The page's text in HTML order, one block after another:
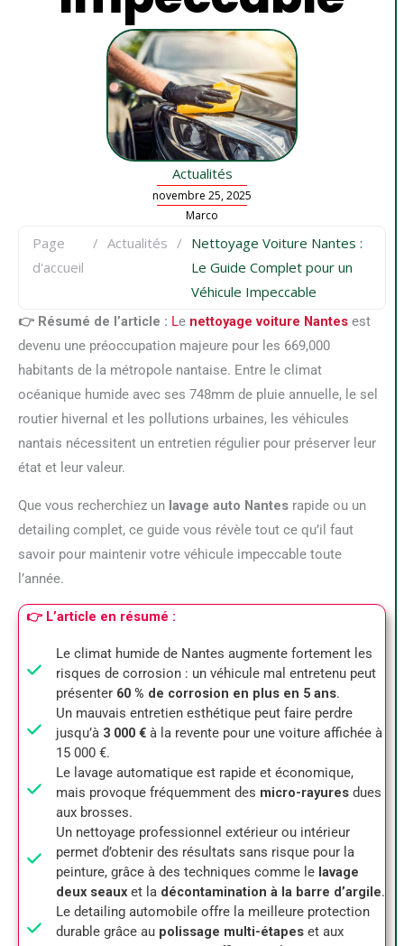
Actualités
novembre 25, 2025
Marco
Page
d'accueil
/ Actualités / Nettoyage Voiture Nantes :
Le Guide Complet pour un
Véhicule Impeccable
👉 Résumé de l’article : Le nettoyage voiture Nantes est
devenu une préoccupation majeure pour les 669,000
habitants de la métropole nantaise. Entre le climat
océanique humide avec ses 748mm de pluie annuelle, le sel
routier hivernal et les pollutions urbaines, les véhicules
nantais nécessitent un entretien régulier pour préserver leur
état et leur valeur.
Que vous recherchiez un lavage auto Nantes rapide ou un
detailing complet, ce guide vous révèle tout ce qu’il faut
savoir pour maintenir votre véhicule impeccable toute
l’année.
👉 L’article en résumé :
Le climat humide de Nantes augmente fortement les
risques de corrosion : un véhicule mal entretenu peut
présenter 60 % de corrosion en plus en 5 ans.
Un mauvais entretien esthétique peut faire perdre
jusqu’à 3 000 € à la revente pour une voiture affichée à
15 000 €.
Le lavage automatique est rapide et économique,
mais provoque fréquemment des micro-rayures dues
aux brosses.
Un nettoyage professionnel extérieur ou intérieur
permet d’obtenir des résultats sans risque pour la
peinture, grâce à des techniques comme le lavage
deux seaux et la décontamination à la barre d’argile.
Le detailing automobile offre la meilleure protection
durable grâce au polissage multi-étapes et aux